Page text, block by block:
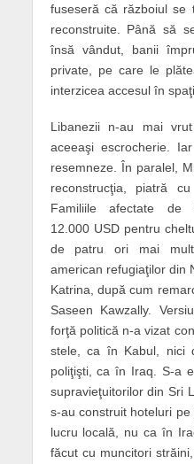
fuseseră că războiul se
reconstruite. Până să
însă vândut, banii
private, pe care le
interzicea accesul în
Libanezii n-au mai
aceeaşi escrocherie.
resemneze. În paralel,
reconstrucţia, piatră
Familiile afectate de
12.000 USD pentru
de patru ori mai
american refugiaţilor din
Katrina, după cum
Saseen Kawzally.
forţă politică n-a vizat
stele, ca în Kabul, nici
poliţişti, ca în Iraq. S-a
supravieţuitorilor din Sri
s-au construit hoteluri
lucru locală, nu ca în
făcut cu muncitori